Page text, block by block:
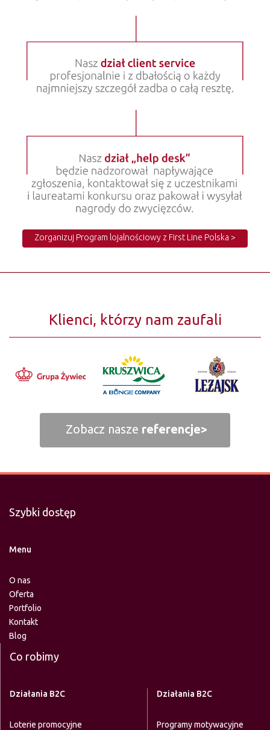
Zorganizuj Program lojalnościowy z First Line Polska >
Klienci, którzy nam zaufali
Zobacz nasze referencje>
Szybki dostęp
Menu
O nas
Oferta
Portfolio
Kontakt
Blog
Co robimy
Działania B2C
Loterie promocyjne
Działania B2C
Programy motywacyjne